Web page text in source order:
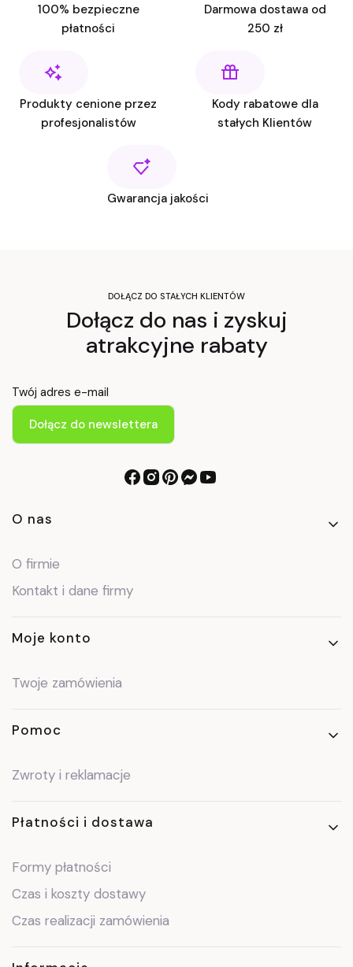
100% bezpieczne
płatności
Darmowa dostawa od
250 zł
Produkty cenione przez
profesjonalistów
Kody rabatowe dla
stałych Klientów
Gwarancja jakości
DOŁĄCZ DO STAŁYCH KLIENTÓW
Dołącz do nas i zyskuj
atrakcyjne rabaty
Twój adres e-mail
Dołącz do newslettera
Linki w stopce
O nas
O firmie
Kontakt i dane firmy
Moje konto
Twoje zamówienia
Pomoc
Zwroty i reklamacje
Płatności i dostawa
Formy płatności
Czas i koszty dostawy
Czas realizacji zamówienia